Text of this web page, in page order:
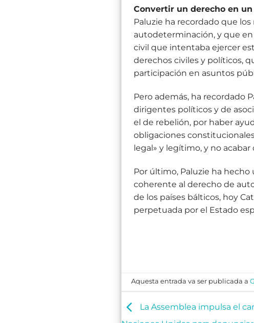
Convertir un derecho en
Paluzie ha recordado que
autodeterminación, y que en
civil que intentaba ejercer
derechos civiles y políticos,
participación en asuntos
Pero además, ha recordado
dirigentes políticos y de
el de rebelión, por haber
obligaciones
legal» y legítimo, y no
Por último, Paluzie ha
coherente al derecho de
de los países bálticos, hoy
perpetuada por el Estado
Aquesta entrada va ser publicada a
La Assemblea impulsa el